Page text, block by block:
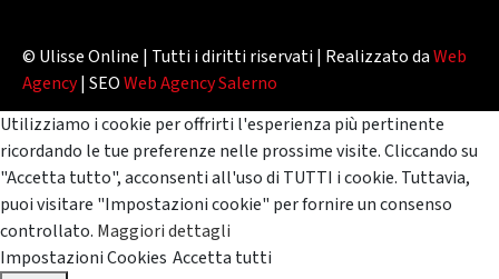
© Ulisse Online | Tutti i diritti riservati | Realizzato daWeb
Agency| SEOWeb Agency Salerno
Utilizziamo i cookie per offrirti l'esperienza più pertinente
ricordando le tue preferenze nelle prossime visite. Cliccando su
"Accetta tutto", acconsenti all'uso di TUTTI i cookie. Tuttavia,
puoi visitare "Impostazioni cookie" per fornire un consenso
controllato. Maggiori dettagli
Impostazioni Cookies Accetta tutti